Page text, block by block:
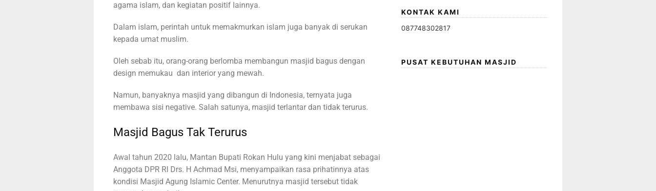
agama islam, dan kegiatan positif lainnya.
Dalam islam, perintah untuk memakmurkan islam juga banyak di serukan
kepada umat muslim.
Oleh sebab itu, orang-orang berlomba membangun masjid bagus dengan
design memukau dan interior yang mewah.
Namun, banyaknya masjid yang dibangun di Indonesia, ternyata juga
membawa sisi negative. Salah satunya, masjid terlantar dan tidak terurus.
Masjid Bagus Tak Terurus
Awal tahun 2020 lalu, Mantan Bupati Rokan Hulu yang kini menjabat sebagai
Anggota DPR RI Drs. H Achmad Msi, menyampaikan rasa prihatinnya atas
kondisi Masjid Agung Islamic Center. Menurutnya masjid tersebut tidak
KONTAK KAMI
087748302817
PUSAT KEBUTUHAN MASJID